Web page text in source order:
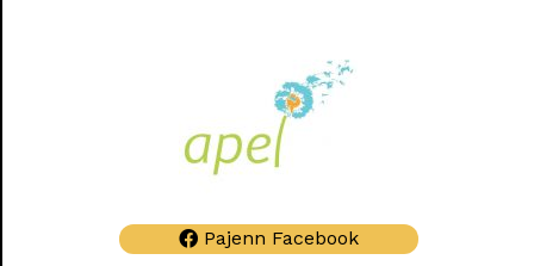
Pajenn Facebook